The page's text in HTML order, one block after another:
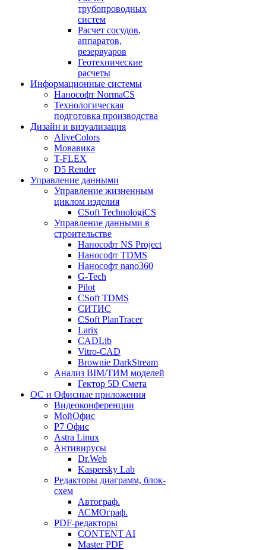
трубопроводных
систем
Расчет сосудов,
аппаратов,
резервуаров
Геотехнические
расчеты
Информационные системы
Нанософт NormaCS
Технологическая
подготовка производства
Дизайн и визуализация
AliveColors
Мовавика
T-FLEX
D5 Render
Управление данными
Управление жизненным
циклом изделия
CSoft TechnologiCS
Управление данными в
строительстве
Нанософт NS Project
Нанософт TDMS
Нанософт nano360
G-Tech
Pilot
CSoft TDMS
СИТИС
CSoft PlanTracer
Larix
CADLib
Vitro-CAD
Brownie DarkStream
Анализ BIM/ТИМ моделей
Гектор 5D Смета
ОС и Офисные приложения
Видеоконференции
МойОфис
P7 Офис
Astra Linux
Антивирусы
Dr.Web
Kaspersky Lab
Редакторы диаграмм, блок-
схем
Автограф.
АСМОграф.
PDF-редакторы
CONTENT AI
Master PDF